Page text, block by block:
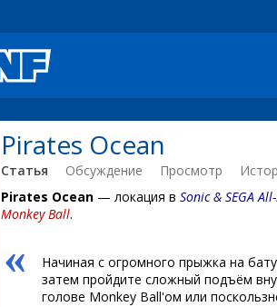
Pirates Ocean
Статья Обсуждение Просмотр
Pirates Ocean — локация в Sonic & SEGA
Monkey Ball.
«
Начиная с огромного прыжка на
затем пройдите сложный подъём
голове Monkey Ball'ом или